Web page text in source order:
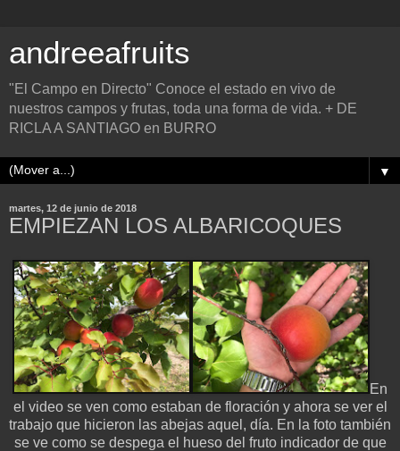
andreeafruits
"El Campo en Directo" Conoce el estado en vivo de
nuestros campos y frutas, toda una forma de vida. + DE
RICLA A SANTIAGO en BURRO
▼
martes, 12 de junio de 2018
EMPIEZAN LOS ALBARICOQUES
En
el video se ven como estaban de floración y ahora se ver el
trabajo que hicieron las abejas aquel, día. En la foto también
se ve como se despega el hueso del fruto indicador de que